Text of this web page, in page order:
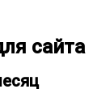
сайта